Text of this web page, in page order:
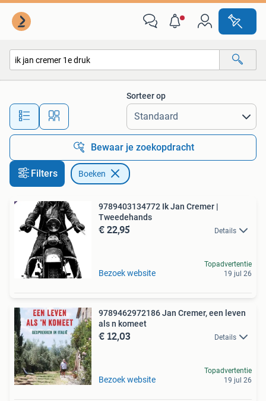
Alle afstanden…
Sorteer op
Bewaar je zoekopdracht
Filters Boeken
9789403134772 Ik Jan Cremer |
Tweedehands
€ 22,95 Details
Bezoek website
Topadvertentie
19 jul 26
9789462972186 Jan Cremer, een leven
als n komeet
€ 12,03 Details
Bezoek website
Topadvertentie
19 jul 26